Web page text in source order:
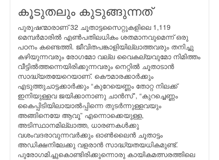
കൂടുതലും കുടുങ്ങുന്നത്
പുരുഷന്മാരാണ് 32 ചൂതാട്ടസൈറ്റുകളിലെ 1,119
മെമ്പര്‍മാരില്‍ എണ്‍പതിലധികം ശതമാനവുമെന്ന് ഒരു
പഠനം കണ്ടെത്തി. ജീവിതപങ്കാളിയില്ലാത്തവരും തനിച്ചു
കഴിയുന്നവരും രോഗമോ വല്ല വൈകല്യവുമോ നിമിത്തം
വീട്ടില്‍ത്തന്നെയിരിക്കുന്നവരും നെറ്റില്‍ ചൂതാടാന്‍
സാദ്ധ്യതയേറെയാണ്. കൌമാരക്കാര്‍ക്കും
എടുത്തുചാട്ടക്കാര്‍ക്കും “കുറേയെണ്ണം തോറ്റ നിലക്ക്
ഇനിയുള്ളവ ജയിക്കാനാണു ചാന്‍സ്”, “കുറച്ചെണ്ണം
കൈപ്പിടിയിലായാല്‍പ്പിന്നെ തുടര്‍ന്നുള്ളവയും
അങ്ങിനെയേ ആവൂ” എന്നൊക്കെയുള്ള,
അടിസ്ഥാനമില്ലാത്ത, ധാരണകള്‍ക്കു
വശംവദരാവുന്നവര്‍ക്കും ഓണ്‍ലൈന്‍ ചൂതാട്ടം
അഡിക്ഷനിലേക്കു വളരാന്‍ സാദ്ധ്യതയധികമുണ്ട്.
പുരോഗമിച്ചുകൊണ്ടിരിക്കുന്നൊരു കായികമത്സരത്തിലെ